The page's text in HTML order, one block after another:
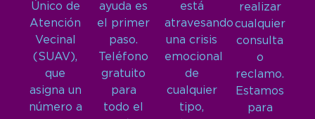
Único de
Atención
Vecinal
(SUAV),
que
asigna un
número a
ayuda es
el primer
paso.
Teléfono
gratuito
para
todo el
está
atravesando
una crisis
emocional
de
cualquier
tipo,
realizar
cualquier
consulta
o
reclamo.
Estamos
para